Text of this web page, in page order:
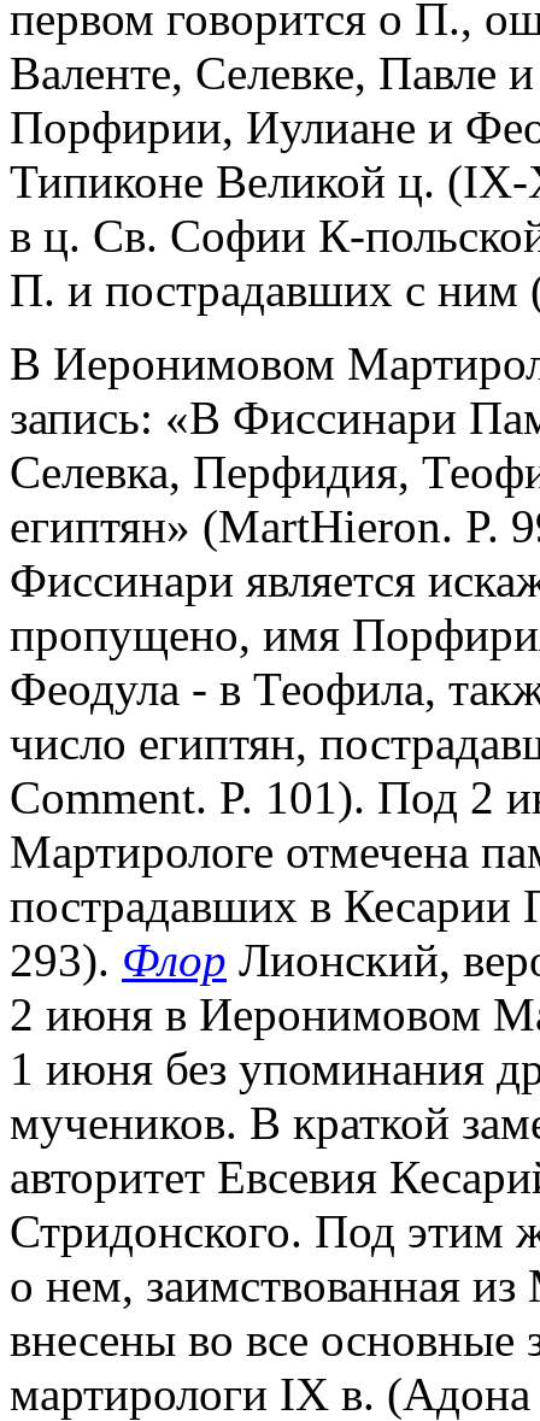
первом говорится о П.,
Валенте, Селевке, Павле
Порфирии, Иулиане и
Типиконе Великой ц. (IX-
в ц. Св. Софии К-
П. и пострадавших с ним
В Иеронимовом
запись: «В Фиссинари
Селевка, Перфидия,
египтян» (MartHieron. P.
Фиссинари является
пропущено, имя
Феодула - в Теофила,
число египтян,
Comment. P. 101). Под 2
Мартирологе отмечена
пострадавших в Кесарии
293). Флор Лионский,
2 июня в Иеронимовом
1 июня без упоминания
мучеников. В краткой
авторитет Евсевия
Стридонского. Под этим
о нем, заимствованная
внесены во все основные
мартирологи IX в. (Адона